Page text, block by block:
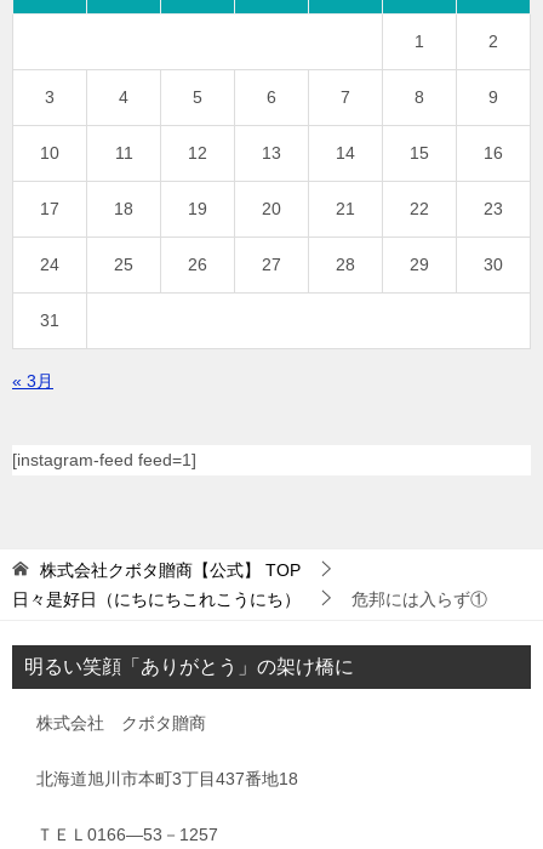
1 2
3 4 5 6 7 8 9
10 11 12 13 14 15 16
17 18 19 20 21 22 23
24 25 26 27 28 29 30
31
« 3月
[instagram-feed feed=1]
株式会社クボタ贈商【公式】
TOP
日々是好日（にちにちこれこうにち）
危邦には入らず①
明るい笑顔「ありがとう」の架け橋に
株式会社 クボタ贈商
北海道旭川市本町3丁目437番地18
ＴＥＬ0166―53－1257